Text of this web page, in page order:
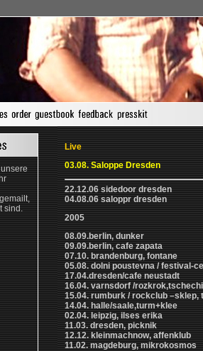
sind.
Live
03.08. Saloppe Dresden
22.12.06 sidedoor dresden
04.08.06 saloppr dresden
2005
08.09.berlin, dunker
09.09.berlin, cafe zapata
07.10. brandenburg, fontane
05.08. dolni poustevna / festival-
17.04.dresden/cafe neustadt
16.04. varnsdorf /
15.04. rumburk / rockclub –sklep,
14.04. halle/saale,turm+klee
02.04. leipzig, ilses erika
11.03. dresden, picknik
12.12. kleinmachnow, affenklub
11.02. magdeburg, mikrokosmos